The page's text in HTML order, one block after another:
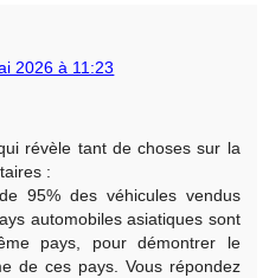
2026 à 11:23
révèle tant de choses sur la
:
95% des véhicules vendus
automobiles asiatiques sont
pays, pour démontrer le
de ces pays. Vous répondez